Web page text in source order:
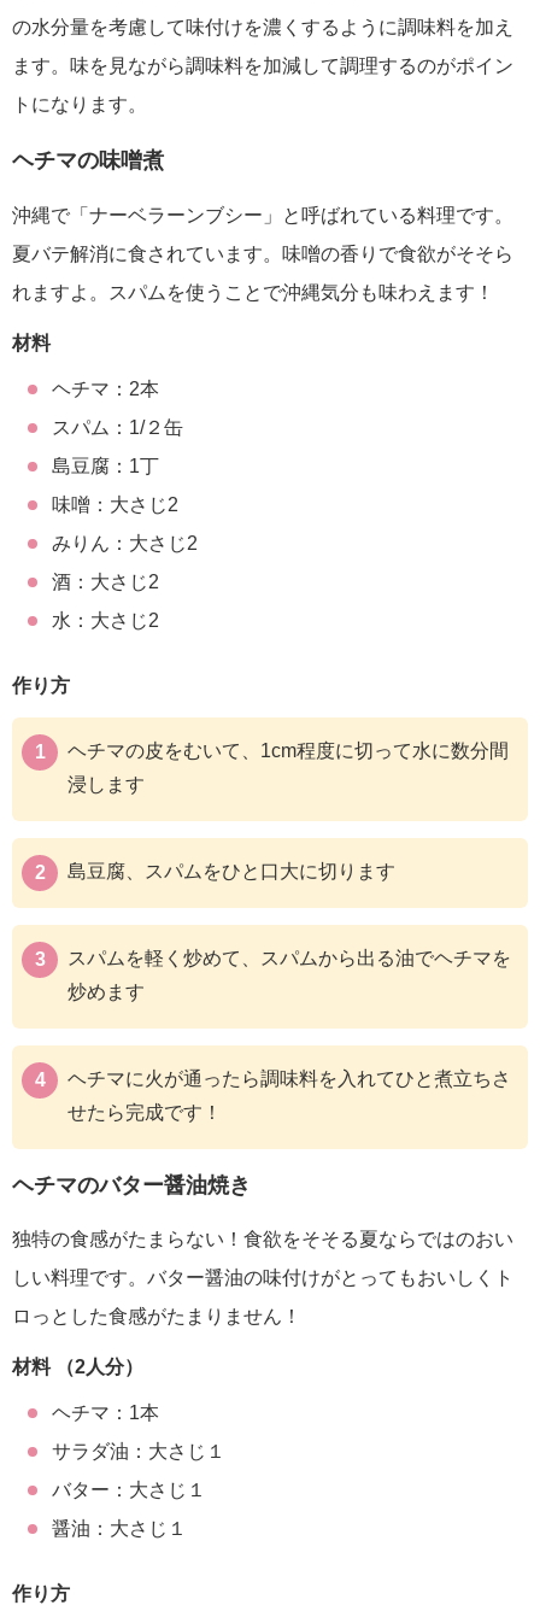
の水分量を考慮して味付けを濃くするように調味料を加え
ます。味を見ながら調味料を加減して調理するのがポイン
トになります。
ヘチマの味噌煮
沖縄で「ナーベラーンブシー」と呼ばれている料理です。
夏バテ解消に食されています。味噌の香りで食欲がそそら
れますよ。スパムを使うことで沖縄気分も味わえます！
材料
ヘチマ：2本
スパム：1/２缶
島豆腐：1丁
味噌：大さじ2
みりん：大さじ2
酒：大さじ2
水：大さじ2
作り方
ヘチマの皮をむいて、1cm程度に切って水に数分間
浸します
島豆腐、スパムをひと口大に切ります
スパムを軽く炒めて、スパムから出る油でヘチマを
炒めます
ヘチマに火が通ったら調味料を入れてひと煮立ちさ
せたら完成です！
ヘチマのバター醤油焼き
独特の食感がたまらない！食欲をそそる夏ならではのおい
しい料理です。バター醤油の味付けがとってもおいしくト
ロっとした食感がたまりません！
材料 （2人分）
ヘチマ：1本
サラダ油：大さじ１
バター：大さじ１
醤油：大さじ１
作り方